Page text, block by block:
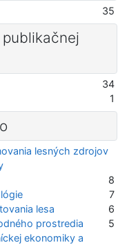
35
34
1
lesných zdrojov
8
7
lesa
6
prostredia
5
ekonomiky a